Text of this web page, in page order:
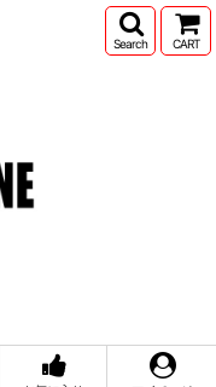
Search CART